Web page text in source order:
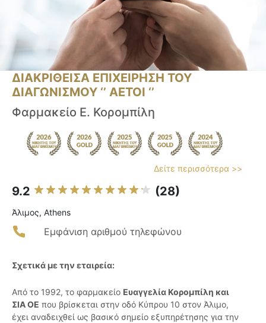
ΔΙΑΚΡΙΘΕΙΣΑ ΕΠΙΧΕΙΡΗΣΗ ΤΟΥ
ΔΙΑΓΩΝΙΣΜΟΥ ‘’ ΑΕΤΟΙ ‘’
Φαρμακείο Ε. Κορομπίλη
Δείτε περισσότερα >>
9.2 (28)
Άλιμος, Athens
Εμφάνιση αριθμού τηλεφώνου
Σχετικά με την εταιρεία:
Από το 1992, το φαρμακείο Ευαγγελία Κορομπίλη και
ΣΙΑ ΟΕ που βρίσκεται στην οδό Κύπρου 10 στον Άλιμο,
έχει αναδειχθεί ως βασικό σημείο εξυπηρέτησης για την